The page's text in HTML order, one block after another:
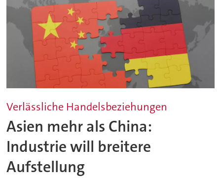
Verlässliche Handelsbeziehungen
Asien mehr als China:
Industrie will breitere
Aufstellung